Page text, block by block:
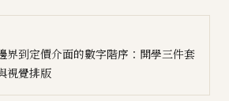
界到定價介面的數字階序：開學三件套
視覺排版